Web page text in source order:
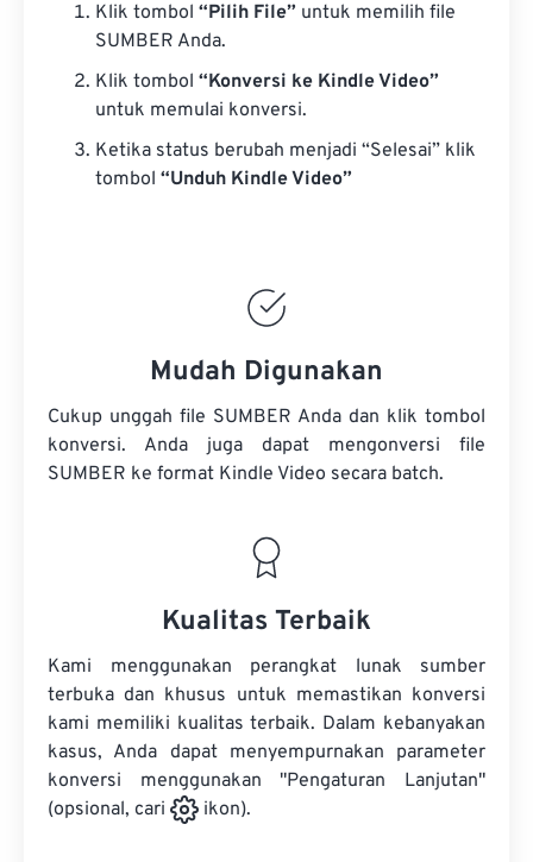
Klik tombol “Pilih File” untuk memilih file
SUMBER Anda.
Klik tombol “Konversi ke Kindle Video”
untuk memulai konversi.
Ketika status berubah menjadi “Selesai” klik
tombol “Unduh Kindle Video”
Mudah Digunakan
Cukup unggah file SUMBER Anda dan klik tombol
konversi. Anda juga dapat mengonversi file
SUMBER ke format Kindle Video secara batch.
Kualitas Terbaik
Kami menggunakan perangkat lunak sumber
terbuka dan khusus untuk memastikan konversi
kami memiliki kualitas terbaik. Dalam kebanyakan
kasus, Anda dapat menyempurnakan parameter
konversi menggunakan "Pengaturan Lanjutan"
(opsional, cari
ikon).